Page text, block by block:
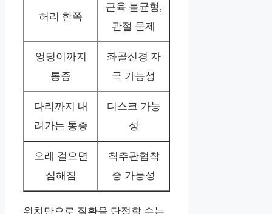
허리 한쪽
근육 불균형,
관절 문제
엉덩이까지
통증
좌골신경 자
극 가능성
다리까지 내
려가는 통증
디스크 가능
성
오래 걸으면
심해짐
척추관협착
증 가능성
위치만으로 질환을 단정할 수는